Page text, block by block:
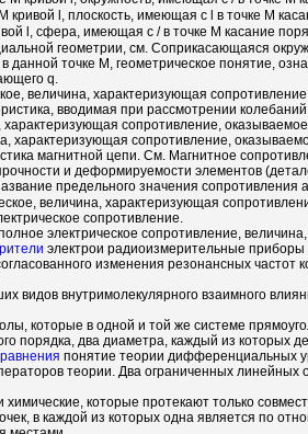
кривой l, плоскость, имеющая с l в точке М
l, сфера, имеющая с / в точке М касание
геометрии, см. Соприкасающаяся
в данной точке М, геометрическое понятие,
q.
величина, характеризующая
вводимая при рассмотрении
характеризующая сопротивление,
характеризующая сопротивление,
магнитной цепи. См. Магнитное
и деформируемости элементов
предельного значения сопротивления
величина, характеризующая
сопротивление.
электрическое сопротивление,
электрои радиоизмерительные приборы
изменения резонансных частот
видов внутримолекулярного взаимного
которые в одной и той же системе
порядка, два диаметра, каждый из которых
понятие теории дифференциальных
теории. Два ограниченных линейных
химические, которые протекают только
в каждой из которых одна является по